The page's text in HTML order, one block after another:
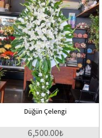
Düğün Çelengi
6,500.00₺